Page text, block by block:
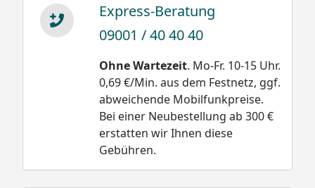
Ximax Carport Wing Montageanleitung
Ximax Carport Wing Statikplan
Express-Beratung
09001 / 40 40 40
Ohne Wartezeit. Mo-Fr. 10-15 Uhr.
0,69 €/Min. aus dem Festnetz, ggf.
abweichende Mobilfunkpreise.
Bei einer Neubestellung ab 300 €
erstatten wir Ihnen diese
Gebühren.